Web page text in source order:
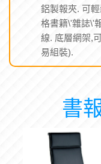
鋁製報夾. 可
格書籍\'雜誌\'
線. 底層網架,
易組裝).
書